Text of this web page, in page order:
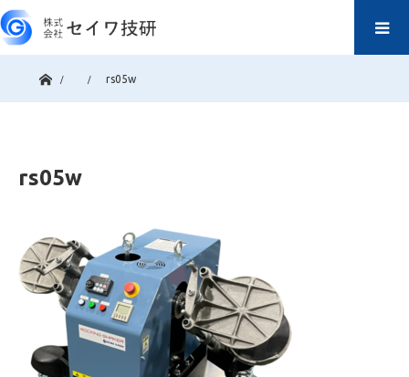
ホーム rs05w
rs05w